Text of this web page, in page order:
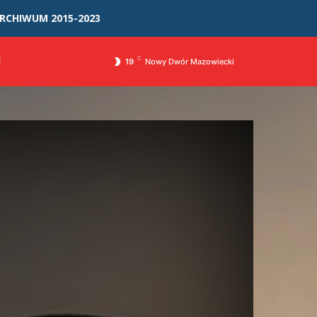
2015-2023
19 C Nowy Dwór Mazowiecki